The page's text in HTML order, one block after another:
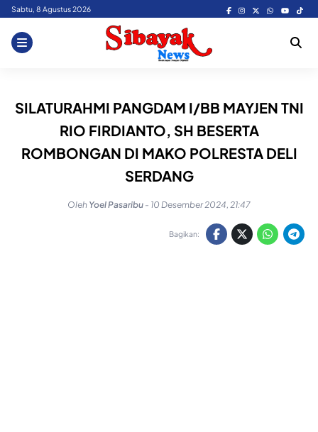
Skip
content
Sabtu, 8 Agustus 2026
SILATURAHMI PANGDAM I/BB MAYJEN TNI
RIO FIRDIANTO, SH BESERTA
ROMBONGAN DI MAKO POLRESTA DELI
SERDANG
Oleh Yoel Pasaribu - 10 Desember 2024, 21:47
Bagikan: